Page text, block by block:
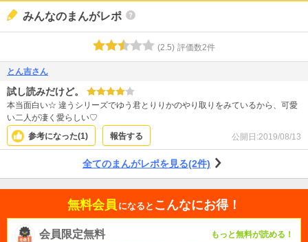
みんなのまんがレポ
(2.5) 評価数2件
とん吉さん
試し読みだけど。
本当面白い☆ 違うシリーズでゆう君とりりかのやり取りをみているから、可愛
い二人が凄く愛らしい♡
参考になった(1) 報告する 公開日:2019/08/13
全てのまんがレポを見る(2件)
無料会員 になると こんなにお得！
会員限定無料 もっと無料が読める！